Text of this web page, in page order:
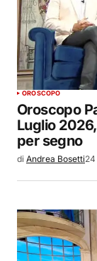
OROSCOPO
Oroscopo
Luglio
per segno
di Andrea Bosetti24